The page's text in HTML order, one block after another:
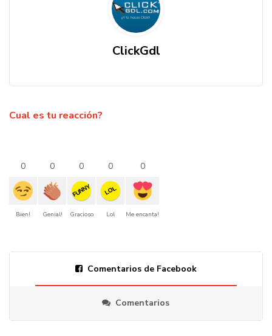
ClickGdl
Cual es tu reacción?
0
Bien!
0
Genial!
0
FUNNY
Gracioso
0
LOL
Lol
0
Me encanta!
Comentarios de Facebook
Comentarios